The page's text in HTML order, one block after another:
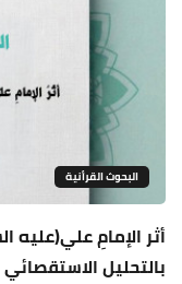
البحوث القرأنية
أثر الإمامِ علي(عليه
بالتحليل الاستقصائي